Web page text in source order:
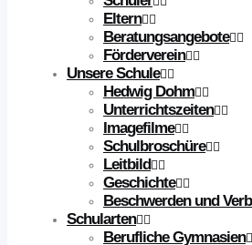
Eltern
Beratungsangebote
Förderverein
Unsere Schule
Hedwig Dohm
Unterrichtszeiten
Imagefilme
Schulbroschüre
Leitbild
Geschichte
Beschwerden und
Schularten
Berufliche Gymnasien